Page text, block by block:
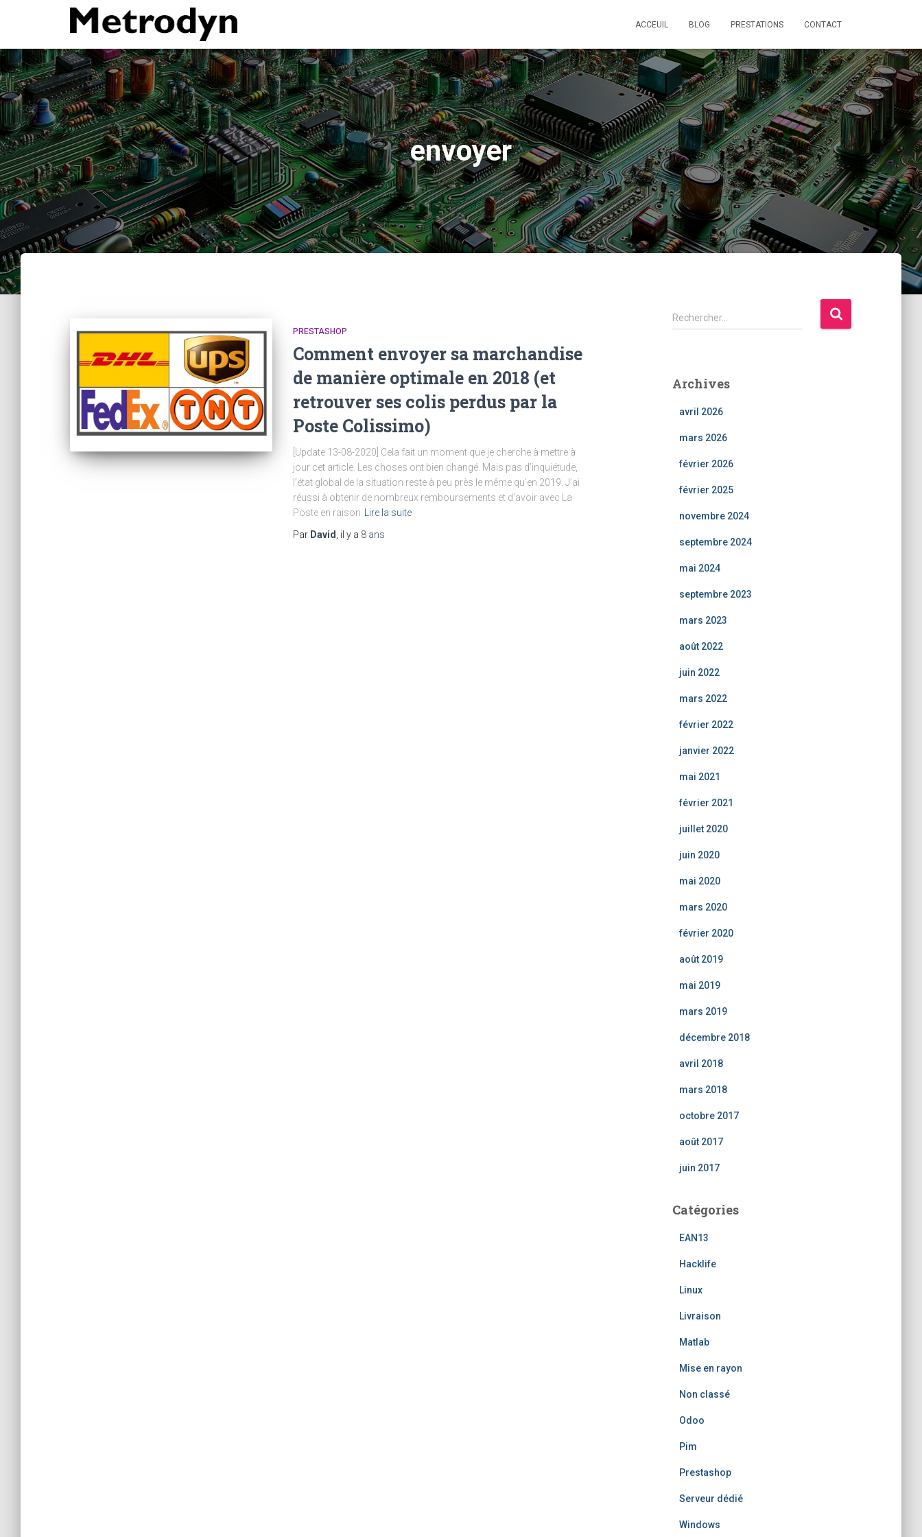
ACCEUIL BLOG PRESTATIONS CONTACT
envoyer
PRESTASHOP
Comment envoyer sa marchandise
de manière optimale en 2018 (et
retrouver ses colis perdus par la
Poste Colissimo)
[Update 13-08-2020] Cela fait un moment que je cherche à mettre à
jour cet article. Les choses ont bien changé. Mais pas d’inquiétude,
l’état global de la situation reste à peu près le même qu’en 2019. J’ai
réussi à obtenir de nombreux remboursements et d’avoir avec La
Poste en raison
Lire la suite
Par David , il y a 8 ans
R
e
r
Rechercher…
Archives
avril 2026
mars 2026
février 2026
février 2025
novembre 2024
septembre 2024
mai 2024
septembre 2023
mars 2023
août 2022
juin 2022
mars 2022
février 2022
janvier 2022
mai 2021
février 2021
juillet 2020
juin 2020
mai 2020
mars 2020
février 2020
août 2019
mai 2019
mars 2019
décembre 2018
avril 2018
mars 2018
octobre 2017
août 2017
juin 2017
Catégories
EAN13
Hacklife
Linux
Livraison
Matlab
Mise en rayon
Non classé
Odoo
Pim
Prestashop
Serveur dédié
Windows